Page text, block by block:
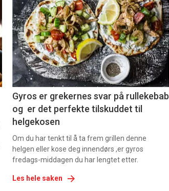
akkurat
nå
-
6
Gyros er grekernes svar på rullekebab
og er det perfekte tilskuddet til
helgekosen
Om du har tenkt til å ta frem grillen denne
helgen eller kose deg innendørs ,er gyros
fredags-middagen du har lengtet etter.
Les hele saken